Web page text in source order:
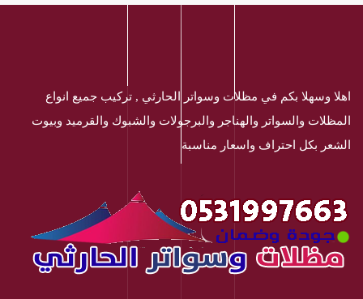
اهلا وسهلا بكم في مظلات وسواتر الحارثي , تركيب جميع انواع
المظلات والسواتر والهناجر والبرجولات والشبوك والقرميد وبيوت
الشعر بكل احتراف واسعار مناسبة